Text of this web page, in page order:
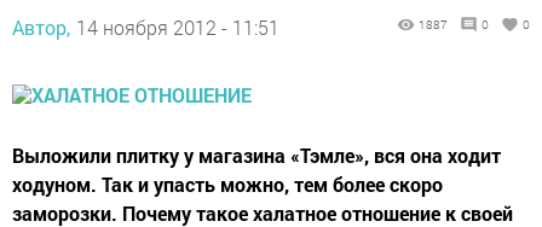
Автор, 14 ноября 2012 - 11:51 1887 0 0
Выложили плитку у магазина «Тэмле», вся она ходит
ходуном. Так и упасть можно, тем более скоро
заморозки. Почему такое халатное отношение к своей